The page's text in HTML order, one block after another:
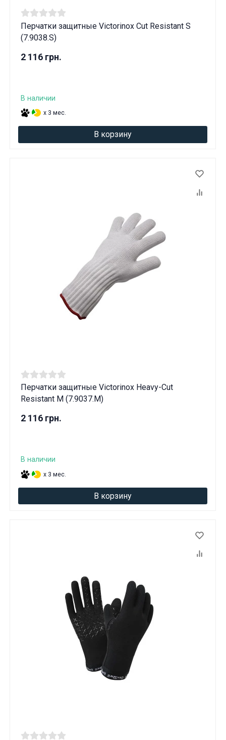
Перчатки защитные Victorinox Cut Resistant S
(7.9038.S)
2 116 грн.
В наличии
x 3 мес.
В корзину
Перчатки защитные Victorinox Heavy-Cut
Resistant M (7.9037.M)
2 116 грн.
В наличии
x 3 мес.
В корзину